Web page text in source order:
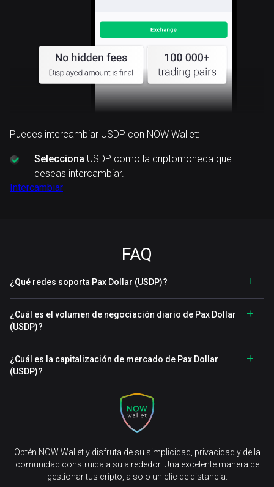
Puedes intercambiar USDP con NOW Wallet:
Selecciona USDP como la criptomoneda que
deseas intercambiar.
Intercambiar
FAQ
¿Qué redes soporta Pax Dollar (USDP)?
¿Cuál es el volumen de negociación diario de Pax Dollar
(USDP)?
¿Cuál es la capitalización de mercado de Pax Dollar
(USDP)?
Obtén NOW Wallet y disfruta de su simplicidad, privacidad y de la
comunidad construida a su alrededor. Una excelente manera de
gestionar tus cripto, a solo un clic de distancia.